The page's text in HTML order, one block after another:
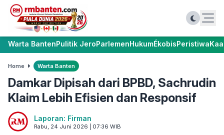
Warta BantenPulitik JeroParlemenHukumÉkobisPeristiwa
Home Warta Banten
Damkar Dipisah dari BPBD, Sachrudin
Klaim Lebih Efisien dan Responsif
Laporan: Firman
Rabu, 24 Juni 2026 | 07:36 WIB